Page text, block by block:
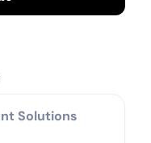
Solutions